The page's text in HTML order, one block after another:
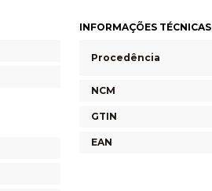
INFORMAÇÕES TÉCNICAS
Procedência
NCM
GTIN
EAN